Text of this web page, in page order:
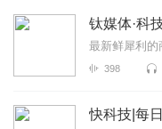
钛媒体·科
最新鲜犀利的
398
快科技|每